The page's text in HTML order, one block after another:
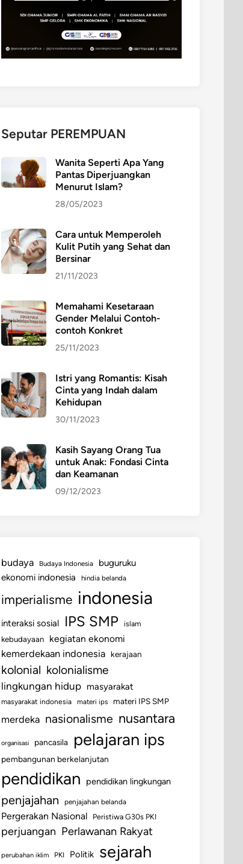
Seputar PEREMPUAN
Wanita Seperti Apa Yang
Pantas Diperjuangkan
Menurut Islam?
28/05/2023
Cara untuk Memperoleh
Kulit Putih yang Sehat dan
Bersinar
21/11/2023
Memahami Kesetaraan
Gender Melalui Contoh-
contoh Konkret
25/11/2023
Istri yang Romantis: Kisah
Cinta yang Indah dalam
Kehidupan
30/11/2023
Kasih Sayang Orang Tua
untuk Anak: Fondasi Cinta
dan Keamanan
09/12/2023
budaya Budaya Indonesia
buguruku
ekonomi indonesia
hindia belanda
imperialisme indonesia
interaksi sosial IPS SMP
islam
kebudayaan
kegiatan ekonomi
kemerdekaan indonesia kerajaan
kolonial kolonialisme
lingkungan hidup masyarakat
masyarakat indonesia materi ips materi IPS SMP
merdeka nasionalisme nusantara
organisasi pancasila pelajaran ips
pembangunan berkelanjutan
pendidikan pendidikan lingkungan
penjajahan penjajahan belanda
Pergerakan Nasional Peristiwa G30s PKI
perjuangan Perlawanan Rakyat
perubahan iklim PKI Politik sejarah